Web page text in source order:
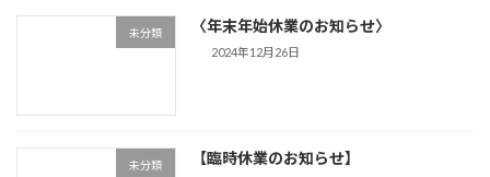
未分類 〈年末年始休業のお知らせ〉
2024年12月26日
未分類 【臨時休業のお知らせ】